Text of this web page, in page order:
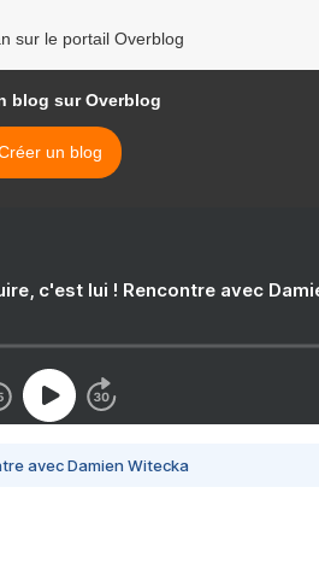
sur le portail Overblog
blog sur Overblog
un blog
c'est lui ! Rencontre avec
avec Damien Witecka